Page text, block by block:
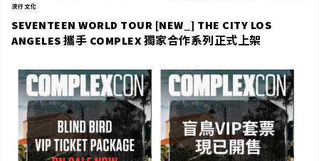
流行文化
SEVENTEEN WORLD TOUR [NEW_] THE CITY LOS
ANGELES 攜手 COMPLEX 獨家合作系列正式上架